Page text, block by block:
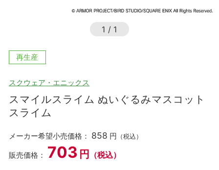
1 / 1
再生産
スクウェア・エニックス
スマイルスライム ぬいぐるみマスコット
スライム
メーカー希望小売価格： 858 円 （税込）
販売価格： 703 円 （税込）